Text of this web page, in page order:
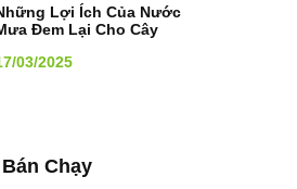
Lợi Ích Của Nước
Đem Lại Cho Cây
03/2025
Chạy